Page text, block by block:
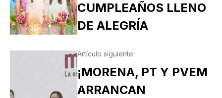
CUMPLEAÑOS LLENO
DE ALEGRÍA
Artículo siguiente
¡MORENA, PT Y PVEM
ARRANCAN